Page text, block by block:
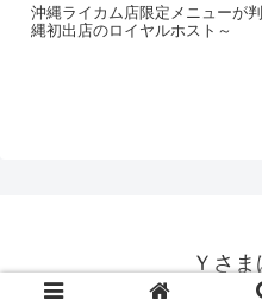
沖縄ライカム店限定メニューが
縄初出店のロイヤルホスト～
Ｙさ
© 2014-2026